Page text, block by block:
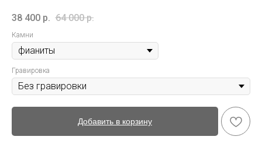
38 400 р. 64 000 р.
Камни
Гравировка
Добавить в корзину